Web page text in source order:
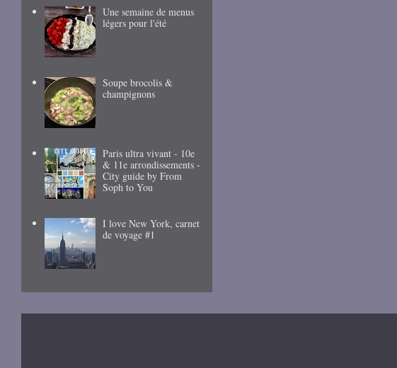
Une semaine de menus
légers pour l'été
Soupe brocolis &
champignons
Paris ultra vivant - 10e
& 11e arrondissements -
City guide by From
Soph to You
I love New York, carnet
de voyage #1